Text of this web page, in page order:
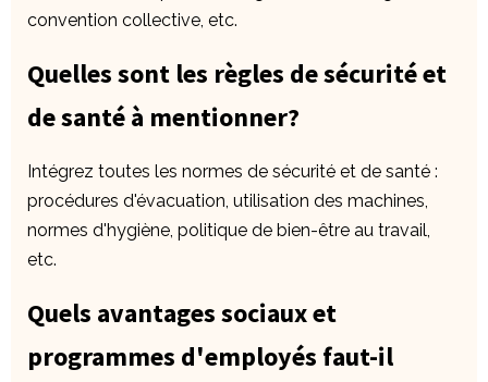
convention collective, etc.
Quelles sont les règles de sécurité et
de santé à mentionner?
Intégrez toutes les normes de sécurité et de santé :
procédures d'évacuation, utilisation des machines,
normes d'hygiène, politique de bien-être au travail,
etc.
Quels avantages sociaux et
programmes d'employés faut-il